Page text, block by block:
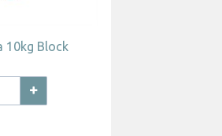
10kg Block